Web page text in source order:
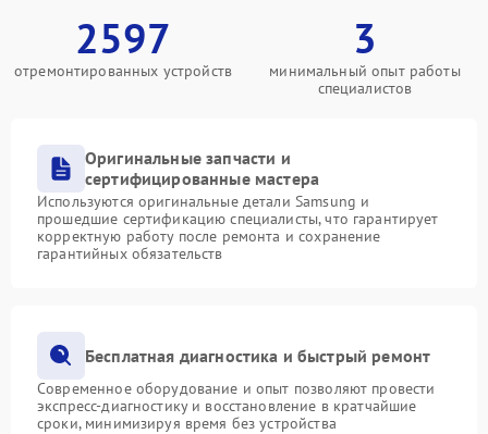
2597
отремонтированных устройств
3
минимальный опыт работы
специалистов
Оригинальные запчасти и
сертифицированные мастера
Используются оригинальные детали Samsung и
прошедшие сертификацию специалисты, что гарантирует
корректную работу после ремонта и сохранение
гарантийных обязательств
Бесплатная диагностика и быстрый ремонт
Современное оборудование и опыт позволяют провести
экспресс-диагностику и восстановление в кратчайшие
сроки, минимизируя время без устройства